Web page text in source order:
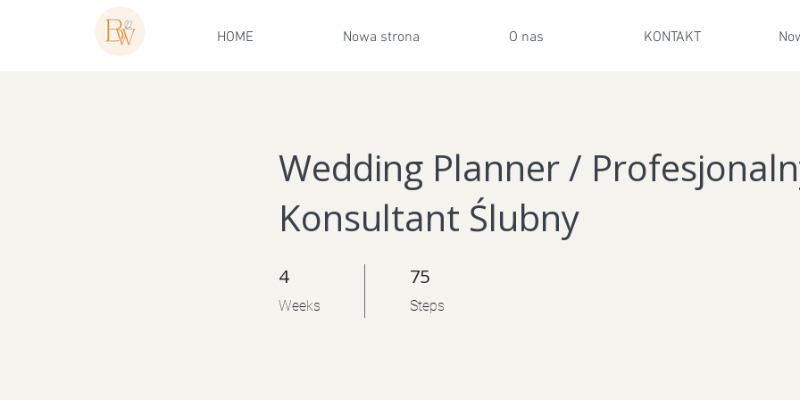
HOME Nowa strona O nas KONTAKT
Wedding Planner /
Konsultant Ślubny
4
Weeks
4 Weeks 75
Steps
75 Steps